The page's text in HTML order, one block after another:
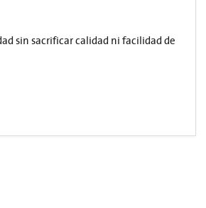
sin sacrificar calidad ni facilidad de